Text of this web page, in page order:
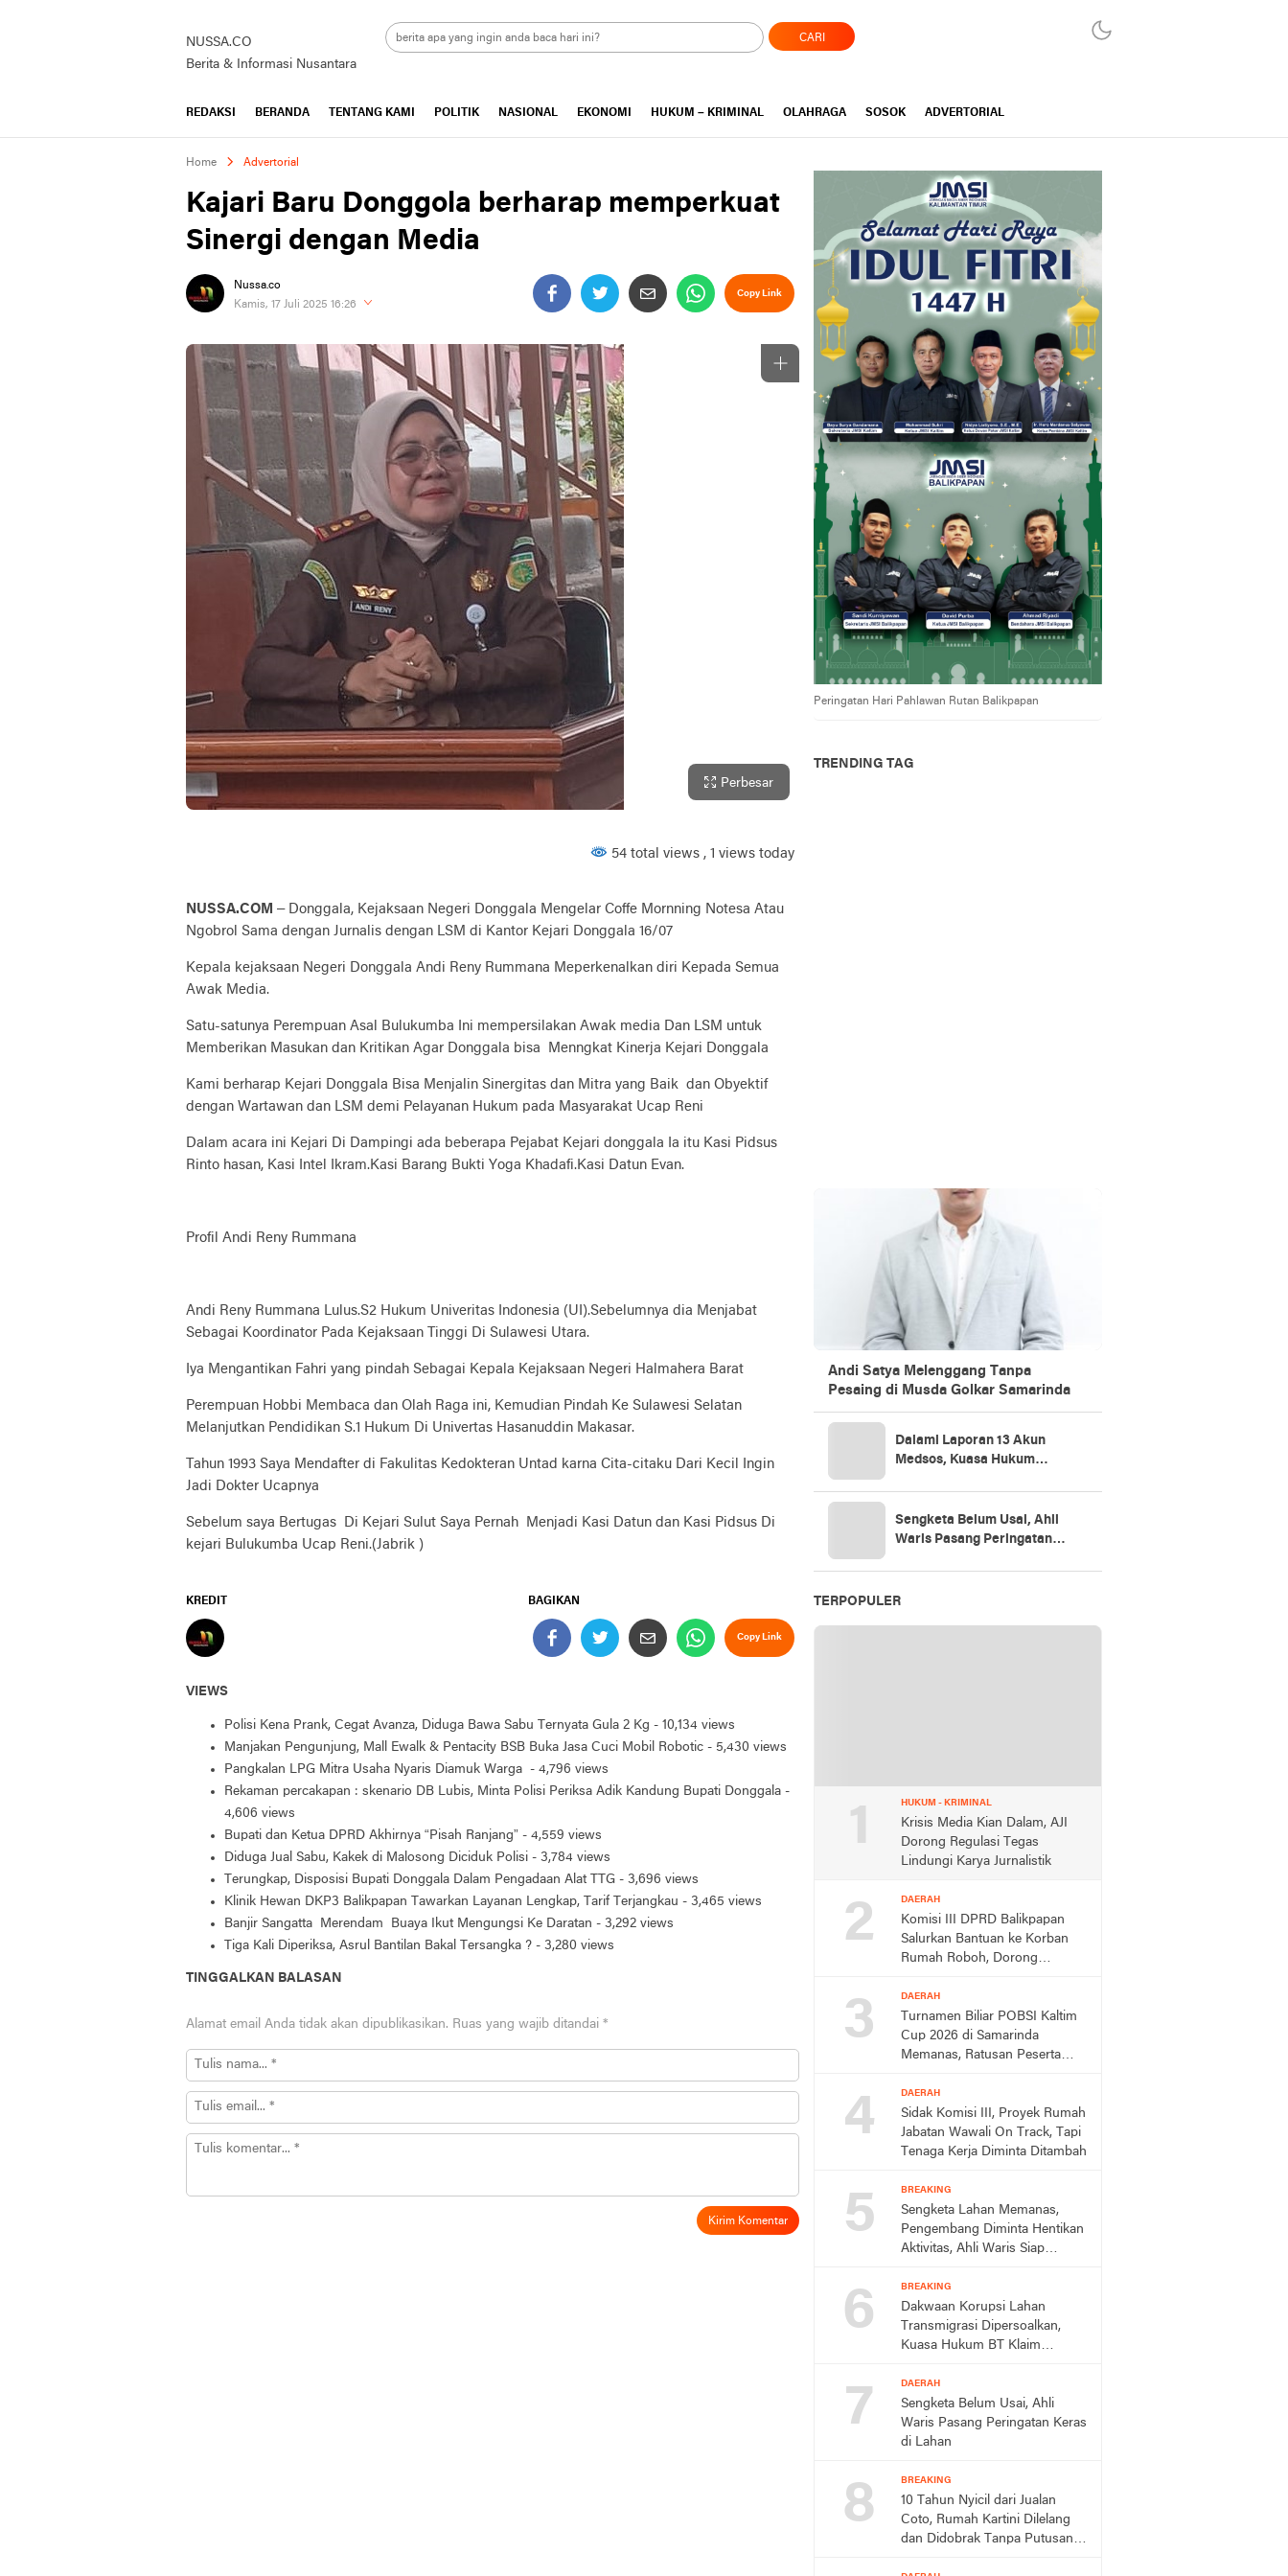
NUSSA.CO
Berita & Informasi Nusantara
CARI
REDAKSI BERANDA TENTANG KAMI POLITIK NASIONAL EKONOMI HUKUM – KRIMINAL OLAHRAGA SOSOK ADVERTORIAL
Home Advertorial
Kajari Baru Donggola berharap memperkuat
Sinergi dengan Media
Nussa.co
Kamis, 17 Juli 2025 16:26
Copy Link
Perbesar
54 total views , 1 views today
NUSSA.COM – Donggala, Kejaksaan Negeri Donggala Mengelar Coffe Mornning Notesa Atau
Ngobrol Sama dengan Jurnalis dengan LSM di Kantor Kejari Donggala 16/07
Kepala kejaksaan Negeri Donggala Andi Reny Rummana Meperkenalkan diri Kepada Semua
Awak Media.
Satu-satunya Perempuan Asal Bulukumba Ini mempersilakan Awak media Dan LSM untuk
Memberikan Masukan dan Kritikan Agar Donggala bisa Menngkat Kinerja Kejari Donggala
Kami berharap Kejari Donggala Bisa Menjalin Sinergitas dan Mitra yang Baik dan Obyektif
dengan Wartawan dan LSM demi Pelayanan Hukum pada Masyarakat Ucap Reni
Dalam acara ini Kejari Di Dampingi ada beberapa Pejabat Kejari donggala Ia itu Kasi Pidsus
Rinto hasan, Kasi Intel Ikram.Kasi Barang Bukti Yoga Khadafi.Kasi Datun Evan.
Profil Andi Reny Rummana
Andi Reny Rummana Lulus.S2 Hukum Univeritas Indonesia (UI).Sebelumnya dia Menjabat
Sebagai Koordinator Pada Kejaksaan Tinggi Di Sulawesi Utara.
Iya Mengantikan Fahri yang pindah Sebagai Kepala Kejaksaan Negeri Halmahera Barat
Perempuan Hobbi Membaca dan Olah Raga ini, Kemudian Pindah Ke Sulawesi Selatan
Melanjutkan Pendidikan S.1 Hukum Di Univertas Hasanuddin Makasar.
Tahun 1993 Saya Mendafter di Fakulitas Kedokteran Untad karna Cita-citaku Dari Kecil Ingin
Jadi Dokter Ucapnya
Sebelum saya Bertugas Di Kejari Sulut Saya Pernah Menjadi Kasi Datun dan Kasi Pidsus Di
kejari Bulukumba Ucap Reni.(Jabrik )
KREDIT BAGIKAN
Copy Link
VIEWS
Polisi Kena Prank, Cegat Avanza, Diduga Bawa Sabu Ternyata Gula 2 Kg - 10,134 views
Manjakan Pengunjung, Mall Ewalk & Pentacity BSB Buka Jasa Cuci Mobil Robotic - 5,430 views
Pangkalan LPG Mitra Usaha Nyaris Diamuk Warga - 4,796 views
Rekaman percakapan : skenario DB Lubis, Minta Polisi Periksa Adik Kandung Bupati Donggala -
4,606 views
Bupati dan Ketua DPRD Akhirnya “Pisah Ranjang” - 4,559 views
Diduga Jual Sabu, Kakek di Malosong Diciduk Polisi - 3,784 views
Terungkap, Disposisi Bupati Donggala Dalam Pengadaan Alat TTG - 3,696 views
Klinik Hewan DKP3 Balikpapan Tawarkan Layanan Lengkap, Tarif Terjangkau - 3,465 views
Banjir Sangatta Merendam Buaya Ikut Mengungsi Ke Daratan - 3,292 views
Tiga Kali Diperiksa, Asrul Bantilan Bakal Tersangka ? - 3,280 views
TINGGALKAN BALASAN
Alamat email Anda tidak akan dipublikasikan. Ruas yang wajib ditandai *
Peringatan Hari Pahlawan Rutan Balikpapan
TRENDING TAG
Andi Satya Melenggang Tanpa
Pesaing di Musda Golkar Samarinda
Dalami Laporan 13 Akun
Medsos, Kuasa Hukum
Penajaman Bukti
Sengketa Belum Usai, Ahli
Waris Pasang Peringatan
TERPOPULER
1 HUKUM - KRIMINAL
Krisis Media Kian Dalam, AJI
Dorong Regulasi Tegas
Lindungi Karya Jurnalistik
2 DAERAH
Komisi III DPRD Balikpapan
Salurkan Bantuan ke Korban
Rumah Roboh, Dorong
3 DAERAH
Turnamen Biliar POBSI Kaltim
Cup 2026 di Samarinda
Memanas, Ratusan Peserta
4 DAERAH
Sidak Komisi III, Proyek Rumah
Jabatan Wawali On Track, Tapi
Tenaga Kerja Diminta Ditambah
5 BREAKING
Sengketa Lahan Memanas,
Pengembang Diminta Hentikan
Aktivitas, Ahli Waris Siap
6 BREAKING
Dakwaan Korupsi Lahan
Transmigrasi Dipersoalkan,
Kuasa Hukum BT Klaim
7 DAERAH
Sengketa Belum Usai, Ahli
Waris Pasang Peringatan Keras
di Lahan
8 BREAKING
10 Tahun Nyicil dari Jualan
Coto, Rumah Kartini Dilelang
dan Didobrak Tanpa Putusan